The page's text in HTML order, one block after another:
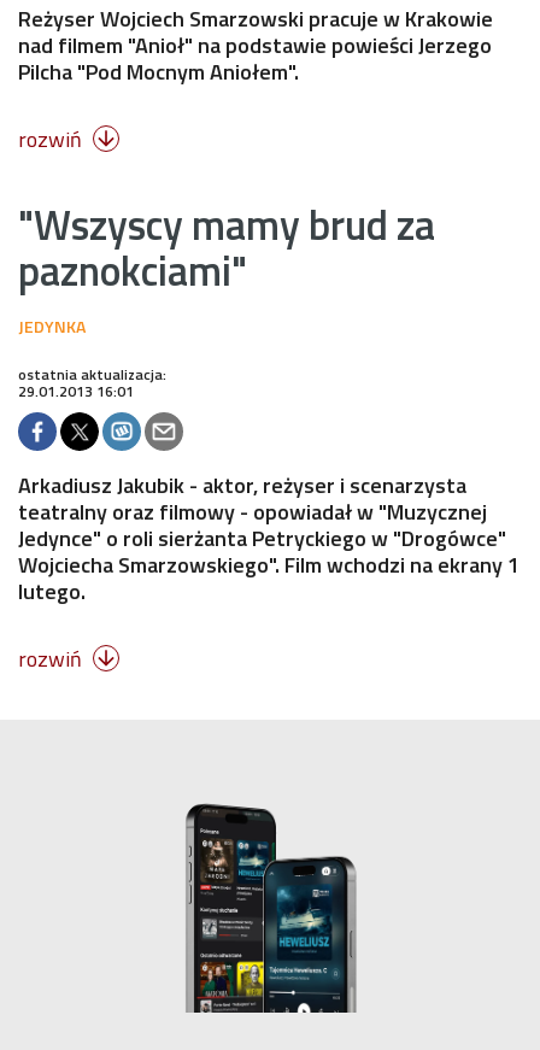
Reżyser Wojciech Smarzowski pracuje w Krakowie
nad filmem "Anioł" na podstawie powieści Jerzego
Pilcha "Pod Mocnym Aniołem".
rozwiń 
"Wszyscy mamy brud za
paznokciami"
ostatnia aktualizacja:
29.01.2013 16:01
Arkadiusz Jakubik - aktor, reżyser i scenarzysta
teatralny oraz filmowy - opowiadał w "Muzycznej
Jedynce" o roli sierżanta Petryckiego w "Drogówce"
Wojciecha Smarzowskiego". Film wchodzi na ekrany 1
lutego.
rozwiń 